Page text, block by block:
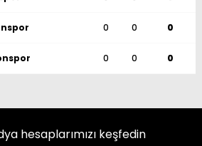
0 0 0
0 0 0
hesaplarımızı keşfedin